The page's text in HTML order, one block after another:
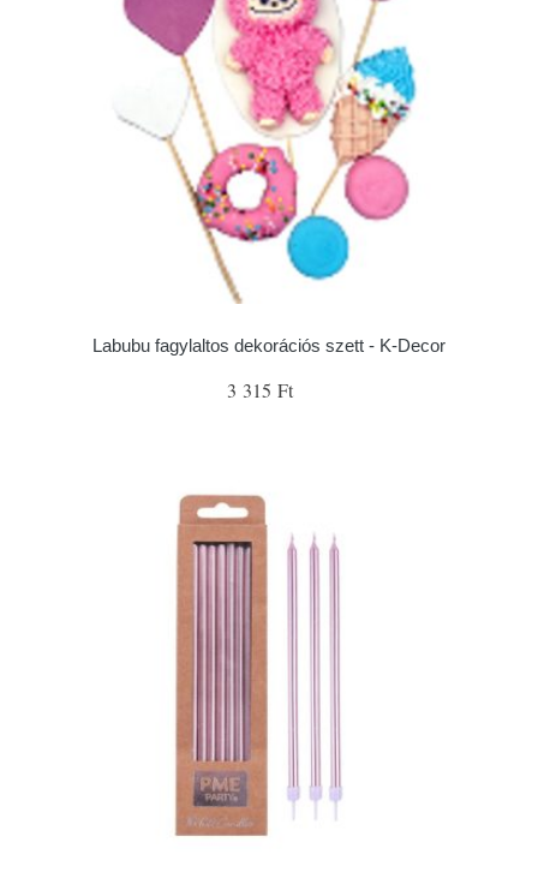
Labubu fagylaltos dekorációs szett - K-Decor
3 315 Ft